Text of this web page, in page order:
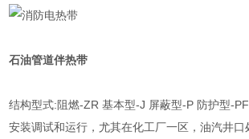
石油管道伴热带
结构型式:阻燃-ZR 基本型-J 屏蔽型-P 防护型-
安装调试和运行，尤其在化工厂一区，油汽井口